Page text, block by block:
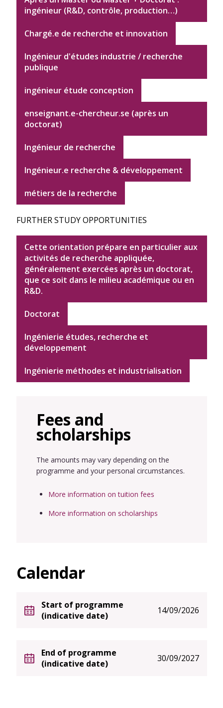
ingénieur (R&D, contrôle, production…)
Chargé.e de recherche et innovation
Ingénieur d'études industrie / recherche
publique
ingénieur étude conception
enseignant.e-chercheur.se (après un
doctorat)
Ingénieur de recherche
Ingénieur.e recherche & développement
métiers de la recherche
FURTHER STUDY OPPORTUNITIES
Cette orientation prépare en particulier aux
activités de recherche appliquée,
généralement exercées après un doctorat,
que ce soit dans le milieu académique ou en
R&D.
Doctorat
Ingénierie études, recherche et
développement
Ingénierie méthodes et industrialisation
Fees and
scholarships
The amounts may vary depending on the
programme and your personal circumstances.
More information on tuition fees
More information on scholarships
Calendar
Start of programme
(indicative date)
14/09/2026
End of programme
(indicative date)
30/09/2027